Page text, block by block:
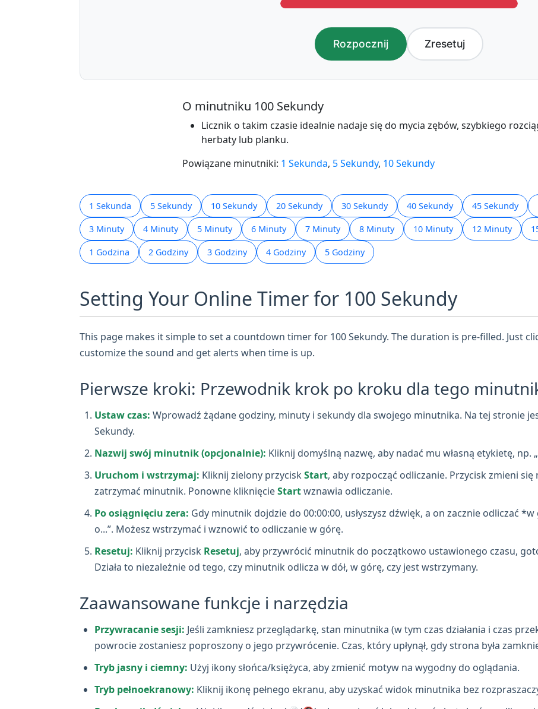
Rozpocznij Zresetuj
O minutniku 100 Sekundy
Licznik o takim czasie idealnie nadaje się do mycia zębów, szybkiego
herbaty lub planku.
Powiązane minutniki: 1 Sekunda, 5 Sekundy, 10 Sekundy
1 Sekunda 5 Sekundy 10 Sekundy 20 Sekundy 30 Sekundy 40 Sekundy 45 Sekundy
3 Minuty 4 Minuty 5 Minuty 6 Minuty 7 Minuty 8 Minuty 10 Minuty 12 Minuty
1 Godzina 2 Godziny 3 Godziny 4 Godziny 5 Godziny
Setting Your Online Timer for 100 Sekundy
This page makes it simple to set a countdown timer for 100 Sekundy. The duration is pre-filled. Just
customize the sound and get alerts when time is up.
Pierwsze kroki: Przewodnik krok po kroku dla tego
Ustaw czas: Wprowadź żądane godziny, minuty i sekundy dla swojego minutnika. Na tej stronie
Sekundy.
Nazwij swój minutnik (opcjonalnie): Kliknij domyślną nazwę, aby nadać mu własną etykietę, np.
Uruchom i wstrzymaj: Kliknij zielony przycisk Start, aby rozpocząć odliczanie. Przycisk zmieni się
zatrzymać minutnik. Ponowne kliknięcieStartwznawia odliczanie.
Po osiągnięciu zera: Gdy minutnik dojdzie do 00:00:00, usłyszysz dźwięk, a on zacznie odliczać
o...”. Możesz wstrzymać i wznowić to odliczanie w górę.
Resetuj: Kliknij przycisk Resetuj, aby przywrócić minutnik do początkowo ustawionego czasu,
Działa to niezależnie od tego, czy minutnik odlicza w dół, w górę, czy jest wstrzymany.
Zaawansowane funkcje i narzędzia
Przywracanie sesji: Jeśli zamkniesz przeglądarkę, stan minutnika (w tym czas działania i czas
powrocie zostaniesz poproszony o jego przywrócenie. Czas, który upłynął, gdy strona była
Tryb jasny i ciemny: Użyj ikony słońca/księżyca, aby zmienić motyw na wygodny do oglądania.
Tryb pełnoekranowy: Kliknij ikonę pełnego ekranu, aby uzyskać widok minutnika bez